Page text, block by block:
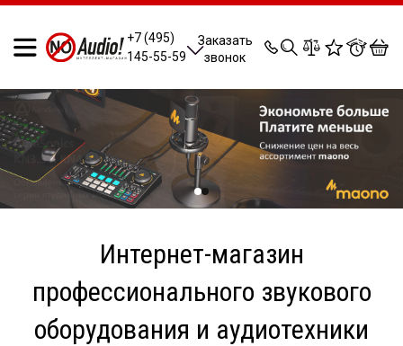
+7 (495)
145-55-59
Заказать
звонок
0 0 0 0
Интернет-магазин
профессионального звукового
оборудования и аудиотехники